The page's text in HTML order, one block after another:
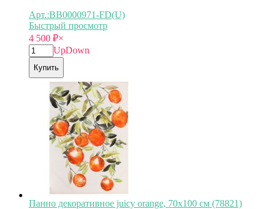
Арт.:BB0000971-FD(U)
Быстрый просмотр
4 500 ₽×
UpDown
Купить
Панно декоративное juicy orange, 70х100 см (78821)